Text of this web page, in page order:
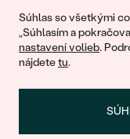
Súhlas so všetkými
„Súhlasím a
nastavení volieb.
nájdetetu.
© 2011 - 2026, Eppi.sk